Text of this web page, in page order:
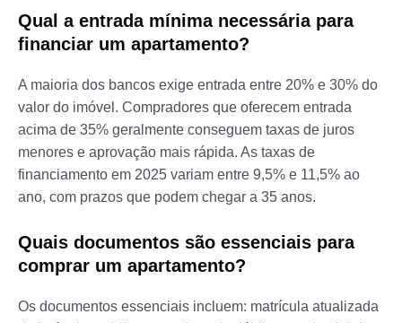
Qual a entrada mínima necessária para
financiar um apartamento?
A maioria dos bancos exige entrada entre 20% e 30% do
valor do imóvel. Compradores que oferecem entrada
acima de 35% geralmente conseguem taxas de juros
menores e aprovação mais rápida. As taxas de
financiamento em 2025 variam entre 9,5% e 11,5% ao
ano, com prazos que podem chegar a 35 anos.
Quais documentos são essenciais para
comprar um apartamento?
Os documentos essenciais incluem: matrícula atualizada